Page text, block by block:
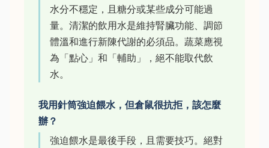
水分不穩定，且糖分或某些成分可能過
量。清潔的飲用水是維持腎臟功能、調節
體溫和進行新陳代謝的必須品。蔬菜應視
為「點心」和「輔助」，絕不能取代飲
水。
我用針筒強迫餵水，但倉鼠很抗拒，該怎麼
辦？
強迫餵水是最後手段，且需要技巧。絕對